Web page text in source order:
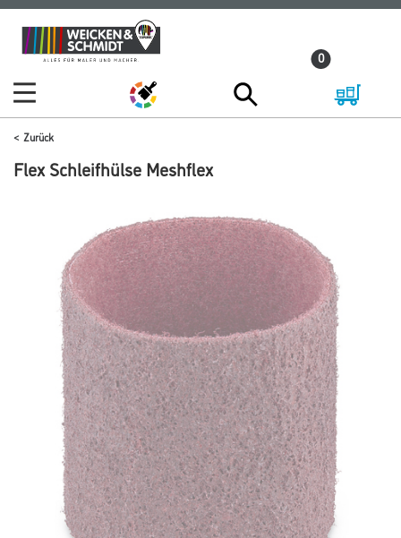
Zum
Inhalt
Zum
Navigationsmenü
0
Zurück
Flex Schleifhülse Meshflex